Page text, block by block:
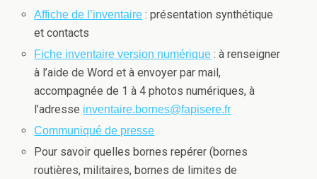
Affiche de l’inventaire : présentation synthétique
et contacts
Fiche inventaire version numérique : à renseigner
à l’aide de Word et à envoyer par mail,
accompagnée de 1 à 4 photos numériques, à
l’adresse inventaire.bornes@fapisere.fr
Communiqué de presse
Pour savoir quelles bornes repérer (bornes
routières, militaires, bornes de limites de